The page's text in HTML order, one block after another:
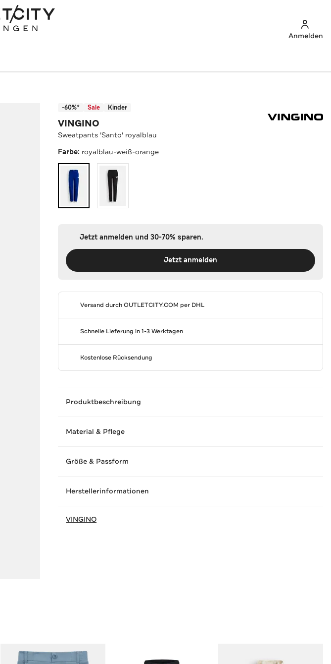
Anmelden
-60%* Sale Kinder
VINGINO
Sweatpants 'Santo' royalblau
Farbe: royalblau-weiß-orange
Jetzt anmelden und 30-70% sparen.
Jetzt anmelden
Versand durchOUTLETCITY.COM per DHL
Schnelle Lieferung in 1-3 Werktagen
Kostenlose Rücksendung
Produktbeschreibung
Material & Pflege
Größe & Passform
Herstellerinformationen
VINGINO